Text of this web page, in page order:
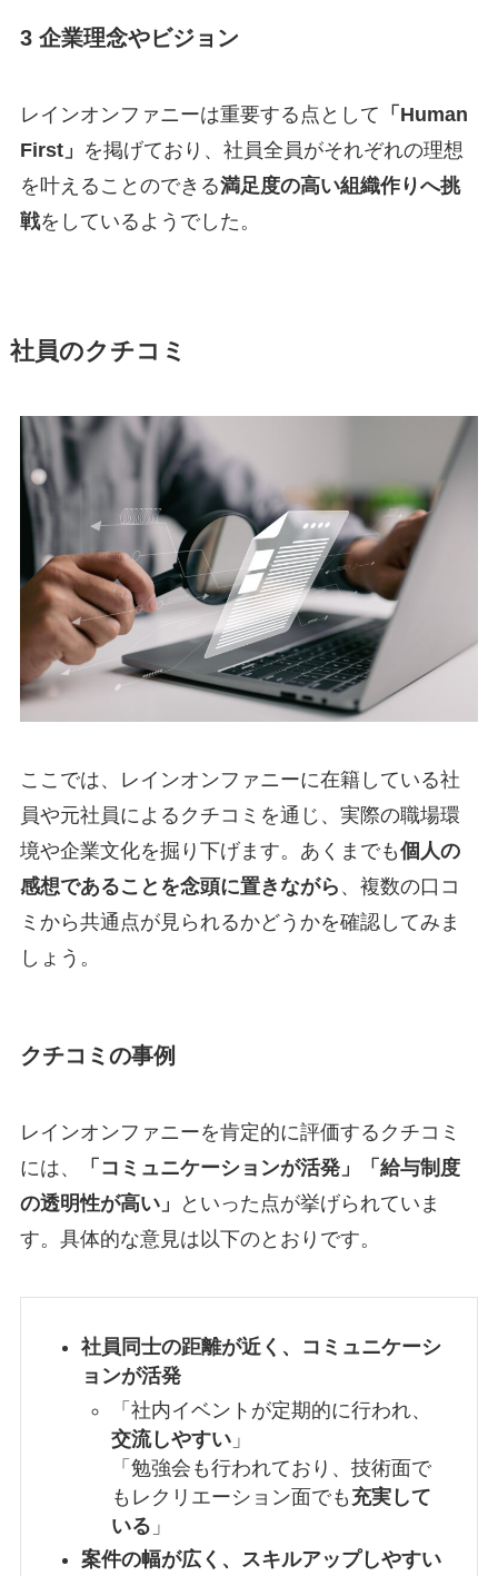
3 企業理念やビジョン
レインオンファニーは重要する点として 「Human
First」 を掲げており、社員全員がそれぞれの理想
を叶えることのできる満足度の高い組織作りへ挑
戦をしているようでした。
社員のクチコミ
ここでは、レインオンファニーに在籍している社
員や元社員によるクチコミを通じ、実際の職場環
境や企業文化を掘り下げます。あくまでも個人の
感想であることを念頭に置きながら 、複数の口コ
ミから共通点が見られるかどうかを確認してみま
しょう。
クチコミの事例
レインオンファニーを肯定的に評価するクチコミ
には、
「コミュニケーションが活発」「給与制度
の透明性が高い」
といった点が挙げられていま
す。具体的な意見は以下のとおりです。
社員同士の距離が近く、コミュニケーシ
ョンが活発
「社内イベントが定期的に行われ、
交流しやすい」
「勉強会も行われており、技術面で
もレクリエーション面でも 充実して
いる 」
案件の幅が広く、スキルアップしやすい